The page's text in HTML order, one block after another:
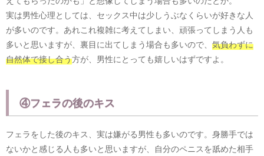
実は男性心理としては、セックス中は少しうぶなくらいが好きな人
が多いのです。あれこれ複雑に考えてしまい、頑張ってしまう人も
多いと思いますが、裏目に出てしまう場合も多いので、 気負わずに
自然体で接し合う方が、男性にとっても嬉しいはずですよ。
④フェラの後のキス
フェラをした後のキス、実は嫌がる男性も多いのです。身勝手では
ないかと感じる人も多いと思いますが、自分のペニスを舐めた相手